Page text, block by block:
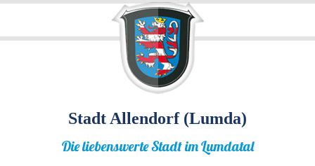
Stadt Allendorf (Lumda)
Die liebenswerte Stadt im Lumdatal